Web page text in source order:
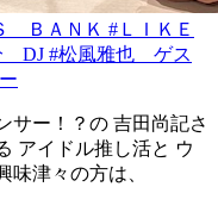
ＢＡＮＫ #ＬＩＫＥ
DJ #松風雅也 ゲス
サー！？の 吉田尚記さ
アイドル推し活と ウ
味津々の方は、